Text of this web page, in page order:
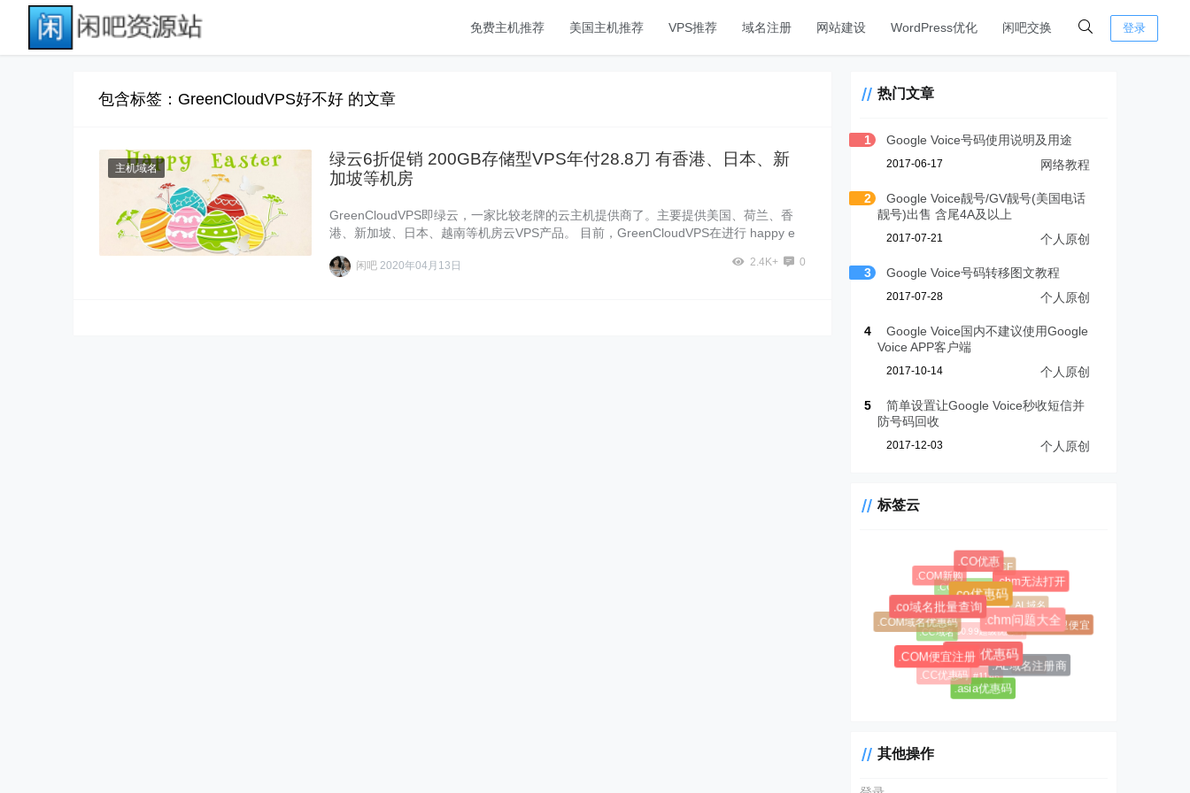
免费主机推荐 美国主机推荐 VPS推荐 域名注册 网站建设 WordPress优化 闲吧交换 登录
包含标签：GreenCloudVPS好不好 的文章
主机域名
绿云6折促销 200GB存储型VPS年付28.8刀 有香港、日本、新
加坡等机房
GreenCloudVPS即绿云，一家比较老牌的云主机提供商了。主要提供美国、荷兰、香
港、新加坡、日本、越南等机房云VPS产品。 目前，GreenCloudVPS在进行 happy e
闲吧 2020年04月13日 2.4K+ 0
热门文章
1 Google Voice号码使用说明及用途
2017-06-17 网络教程
2
Google Voice靓号/GV靓号(美国电话
靓号)出售 含尾4A及以上
2017-07-21 个人原创
3 Google Voice号码转移图文教程
2017-07-28 个人原创
4
Google Voice国内不建议使用Google
Voice APP客户端
2017-10-14 个人原创
5
简单设置让Google Voice秒收短信并
防号码回收
2017-12-03 个人原创
标签云
#1045
#1146
$0.99超级优惠码
.AL域名
.AL域名哪里便宜
.AL域名注册商
.asia优惠码
.CC优惠码
.CC域名
.CC域名注册
.CF
.chm无法打开
.chm问题大全
.COM优惠码
.COM便宜注册
.COM域名优惠码
.COM新购
.CO优惠
.co优惠码
.co域名批量查询
其他操作